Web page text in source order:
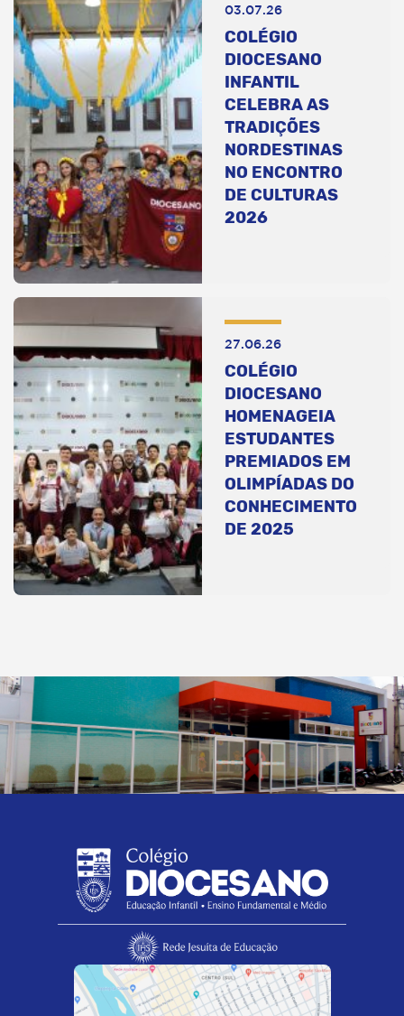
03.07.26
COLÉGIO
DIOCESANO
INFANTIL
CELEBRA AS
TRADIÇÕES
NORDESTINAS
NO ENCONTRO
DE CULTURAS
2026
27.06.26
COLÉGIO
DIOCESANO
HOMENAGEIA
ESTUDANTES
PREMIADOS EM
OLIMPÍADAS DO
CONHECIMENTO
DE 2025